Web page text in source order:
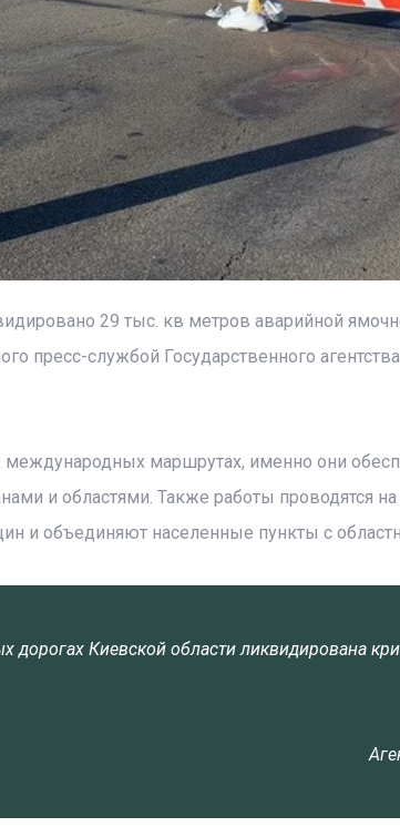
29 тыс. кв метров аварийной
пресс-службой Государственного
маршрутах, именно они
и областями. Также работы проводятся
и объединяют населенные пункты с
дорогах Киевской области ликвидирована